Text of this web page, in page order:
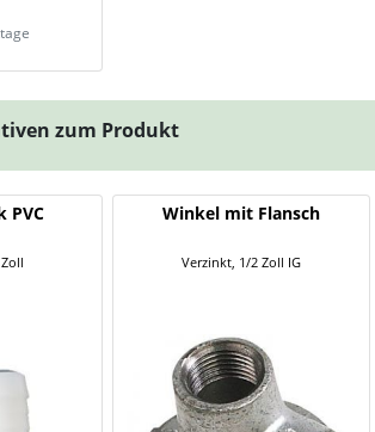
zum Produkt
PVC Winkel mit Flansch
Verzinkt, 1/2 Zoll IG